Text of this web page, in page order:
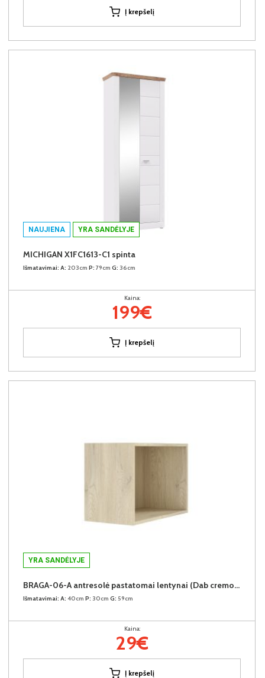
Į krepšelį
NAUJIENA YRA SANDĖLYJE
MICHIGAN X1FC1613-C1 spinta
Išmatavimai: A: 203cm P: 79cm G: 36cm
Kaina:
199€
Į krepšelį
YRA SANDĖLYJE
BRAGA-06-A antresolė pastatomai lentynai (Dab cremona)
Išmatavimai: A: 40cm P: 30cm G: 59cm
Kaina:
29€
Į krepšelį